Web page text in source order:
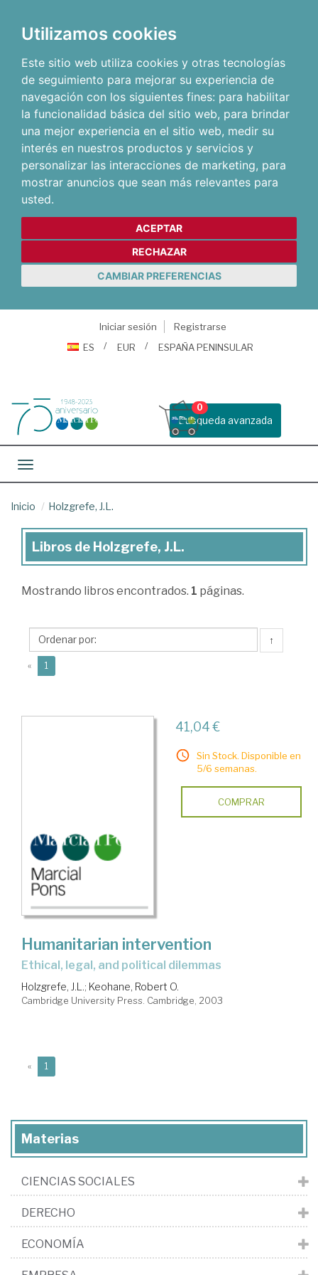
Utilizamos cookies
Este sitio web utiliza cookies y otras tecnologías
de seguimiento para mejorar su experiencia de
navegación con los siguientes fines: para habilitar
la funcionalidad básica del sitio web, para brindar
una mejor experiencia en el sitio web, medir su
interés en nuestros productos y servicios y
personalizar las interacciones de marketing, para
mostrar anuncios que sean más relevantes para
usted.
ACEPTAR
RECHAZAR
CAMBIAR PREFERENCIAS
Iniciar sesión
Registrarse
ES
EUR ESPAÑA PENINSULAR
Busqueda avanzada
0
Toggle navigation
Inicio Holzgrefe, J.L.
Libros
Holzgrefe,
Libros de Holzgrefe, J.L.
Mostrando libros encontrados. 1 páginas.
↑
« 1
41,04 €
Sin Stock. Disponible en
5/6 semanas.
COMPRAR
Humanitarian intervention
ethical, legal, and political dilemmas
Holzgrefe, J.L.; Keohane, Robert O.
Cambridge University Press. Cambridge, 2003
« 1
Materias
CIENCIAS SOCIALES
DERECHO
ECONOMÍA